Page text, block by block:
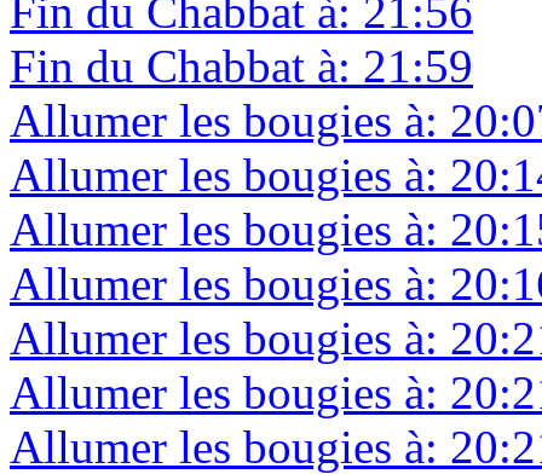
Fin du Chabbat à: 21:56
Fin du Chabbat à: 21:59
Allumer les bougies à:
Allumer les bougies à:
Allumer les bougies à:
Allumer les bougies à:
Allumer les bougies à:
Allumer les bougies à:
Allumer les bougies à: